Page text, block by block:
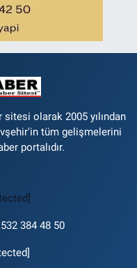
olarak 2005 yılından
tüm gelişmelerini
portalıdır.
384 48 50